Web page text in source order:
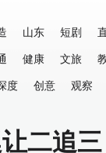
山东 短剧
健康 文旅
度 创意 观察
二追